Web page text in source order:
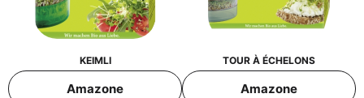
KEIM­LI
Ama­zo­ne
TOUR À ÉCHELONS
Ama­zo­ne